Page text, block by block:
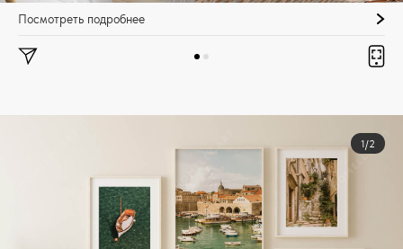
Посмотреть подробнее
1/2